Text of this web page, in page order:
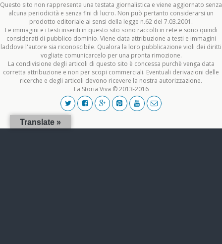
Questo sito non rappresenta una testata giornalistica e viene aggiornato senza
alcuna periodicità e senza fini di lucro. Non può pertanto considerarsi un
prodotto editoriale ai sensi della legge n.62 del 7.03.2001.
Le immagini e i testi inseriti in questo sito sono raccolti in rete e sono quindi
considerati di pubblico dominio. Viene data attribuzione a testi e immagini
laddove l'autore sia riconoscibile. Qualora la loro pubblicazione violi dei diritti
vogliate comunicarcelo per una pronta rimozione.
La condivisione degli articoli di questo sito è concessa purchè venga data
corretta attribuzione e non per scopi commerciali. Eventuali derivazioni delle
ricerche e degli articoli devono ricevere la nostra autorizzazione.
La Storia Viva © 2013-2016
Translate »